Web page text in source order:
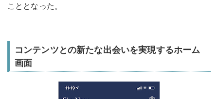
こととなった。
コンテンツとの新たな出会いを実現するホーム
画面